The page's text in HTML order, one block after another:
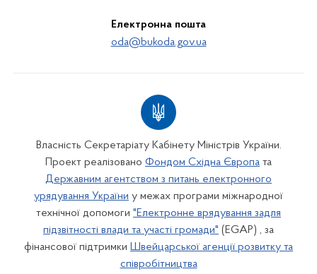
Електронна пошта
oda@bukoda.gov.ua
Власність Секретаріату Кабінету Міністрів України.
Проект реалізовано Фондом Східна Європа та
Державним агентством з питань електронного
урядування України у межах програми міжнародної
технічної допомоги "Електронне врядування задля
підзвітності влади та участі громади" (EGAP) , за
фінансової підтримки Швейцарської агенції розвитку та
співробітництва